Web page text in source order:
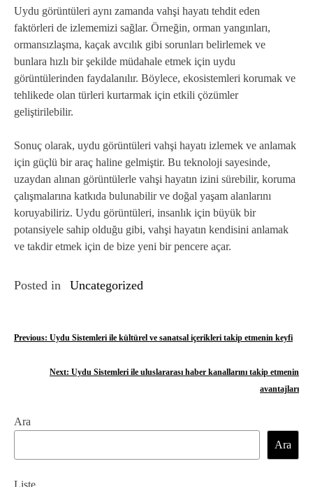
Uydu görüntüleri aynı zamanda vahşi hayatı tehdit eden
faktörleri de izlememizi sağlar. Örneğin, orman yangınları,
ormansızlaşma, kaçak avcılık gibi sorunları belirlemek ve
bunlara hızlı bir şekilde müdahale etmek için uydu
görüntülerinden faydalanılır. Böylece, ekosistemleri korumak ve
tehlikede olan türleri kurtarmak için etkili çözümler
geliştirilebilir.
Sonuç olarak, uydu görüntüleri vahşi hayatı izlemek ve anlamak
için güçlü bir araç haline gelmiştir. Bu teknoloji sayesinde,
uzaydan alınan görüntülerle vahşi hayatın izini sürebilir, koruma
çalışmalarına katkıda bulunabilir ve doğal yaşam alanlarını
koruyabiliriz. Uydu görüntüleri, insanlık için büyük bir
potansiyele sahip olduğu gibi, vahşi hayatın kendisini anlamak
ve takdir etmek için de bize yeni bir pencere açar.
Posted in Uncategorized
Y
ı
Previous: Uydu Sistemleri ile kültürel ve sanatsal içerikleri takip etmenin keyfi
Next: Uydu Sistemleri ile uluslararası haber kanallarını takip etmenin
avantajları
Ara
Ara
Liste